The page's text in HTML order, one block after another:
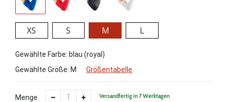
XS S M L
Gewählte Farbe: blau (royal)
Gewählte Größe: M Größentabelle
Menge Versandfertig in 7 Werktagen